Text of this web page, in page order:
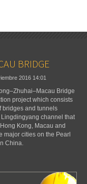
BRIDGE
2016 14:01
Bridge
project which consists
bridges and tunnels
channel that
Kong, Macau and
major cities on the Pearl
China.